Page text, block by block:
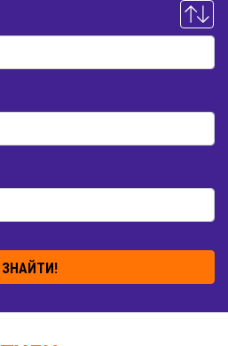
ЗНАЙТИ!